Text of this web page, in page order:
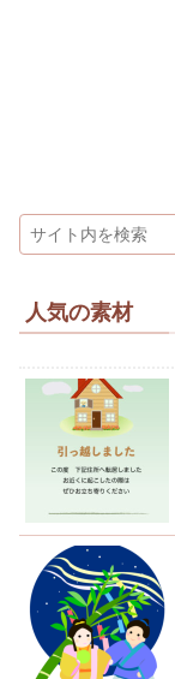
人気の素材